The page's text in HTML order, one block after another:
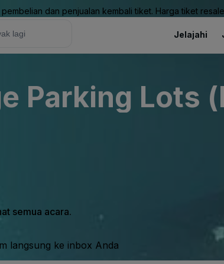
dan penjualan kembali tiket. Harga tiket
Jelajahi
Parking Lots
semua acara.
langsung ke inbox Anda